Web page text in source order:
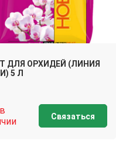
ДЛЯ ОРХИДЕЙ (ЛИНИЯ
5 Л
Связаться